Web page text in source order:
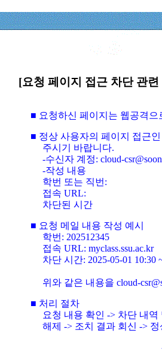
[요청 페이지 접근 차단 관
■ 요청하신 페이지는 웹공격
■ 정상 사용자의 페이지 접근
주시기 바랍니다.
-수신자 계정: cloud-
-작성 내용
학번 또는 직번:
접속 URL:
차단된 시간
■ 요청 메일 내용 작성 예시
학번: 202512345
접속 URL: myclass.ssu.ac.kr
차단 시간: 2025-05-01 10:30
위와 같은 내용을 cloud-
■ 처리 절차
요청 내용 확인 -> 차단 내
해제 -> 조치 결과 회신 ->